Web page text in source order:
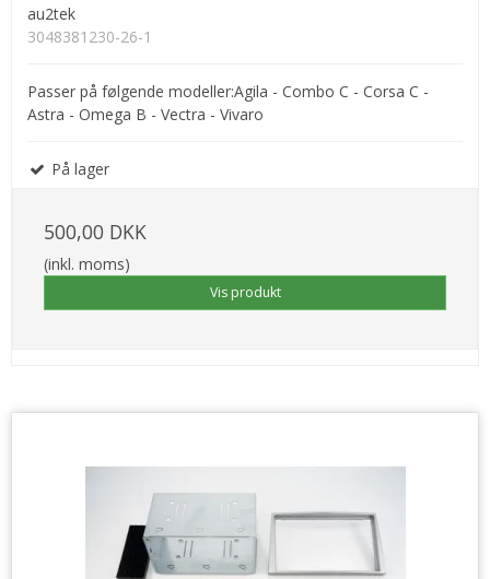
au2tek
3048381230-26-1
Passer på følgende modeller:Agila - Combo C - Corsa C -
Astra - Omega B - Vectra - Vivaro
På lager
500,00 DKK
(inkl. moms)
Vis produkt